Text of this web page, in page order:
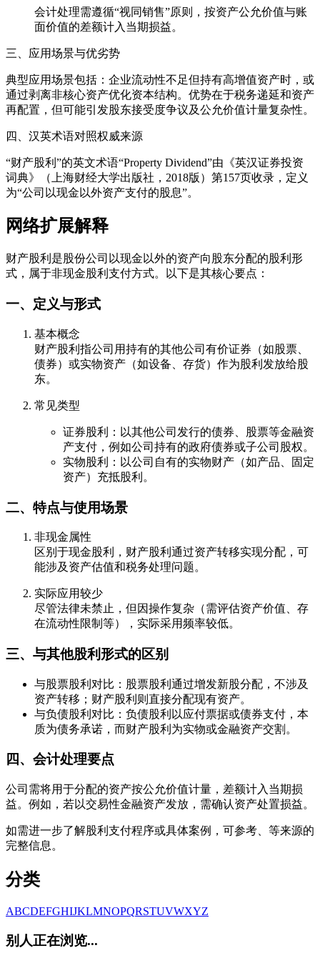
会计处理需遵循“视同销售”原则，按资产公允价值与账
面价值的差额计入当期损益。
三、应用场景与优劣势
典型应用场景包括：企业流动性不足但持有高增值资产时，或
通过剥离非核心资产优化资本结构。优势在于税务递延和资产
再配置，但可能引发股东接受度争议及公允价值计量复杂性。
四、汉英术语对照权威来源
“财产股利”的英文术语“Property Dividend”由《英汉证券投资
词典》（上海财经大学出版社，2018版）第157页收录，定义
为“公司以现金以外资产支付的股息”。
网络扩展解释
财产股利是股份公司以现金以外的资产向股东分配的股利形
式，属于非现金股利支付方式。以下是其核心要点：
一、定义与形式
基本概念
财产股利指公司用持有的其他公司有价证券（如股票、
债券）或实物资产（如设备、存货）作为股利发放给股
东。
常见类型
证券股利：以其他公司发行的债券、股票等金融资
产支付，例如公司持有的政府债券或子公司股权。
实物股利：以公司自有的实物财产（如产品、固定
资产）充抵股利。
二、特点与使用场景
非现金属性
区别于现金股利，财产股利通过资产转移实现分配，可
能涉及资产估值和税务处理问题。
实际应用较少
尽管法律未禁止，但因操作复杂（需评估资产价值、存
在流动性限制等），实际采用频率较低。
三、与其他股利形式的区别
与股票股利对比：股票股利通过增发新股分配，不涉及
资产转移；财产股利则直接分配现有资产。
与负债股利对比：负债股利以应付票据或债券支付，本
质为债务承诺，而财产股利为实物或金融资产交割。
四、会计处理要点
公司需将用于分配的资产按公允价值计量，差额计入当期损
益。例如，若以交易性金融资产发放，需确认资产处置损益。
如需进一步了解股利支付程序或具体案例，可参考、等来源的
完整信息。
分类
ABCDEFGHIJKLMNOPQRSTUVWXYZ
别人正在浏览...